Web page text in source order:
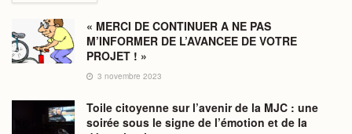
« MERCI DE CONTINUER A NE PAS
M’INFORMER DE L’AVANCEE DE VOTRE
PROJET ! »
3 novembre 2023
Toile citoyenne sur l’avenir de la MJC : une
soirée sous le signe de l’émotion et de la